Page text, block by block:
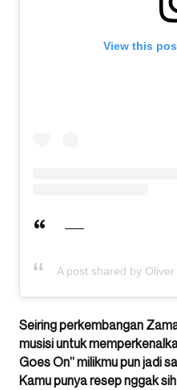
View this
A post shared by
Seiring perkembangan
musisi untuk
Goes On” milikmu pun jadi
Kamu punya resep nggak